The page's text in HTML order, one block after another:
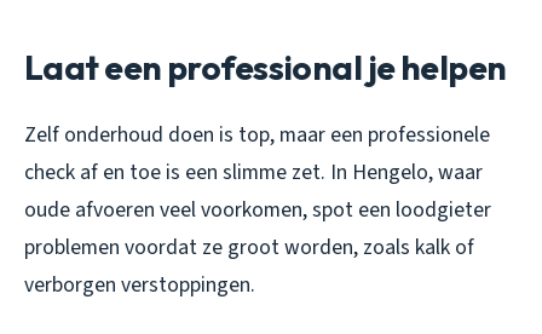
Laat een professional je helpen
Zelf onderhoud doen is top, maar een professionele
check af en toe is een slimme zet. In Hengelo, waar
oude afvoeren veel voorkomen, spot een loodgieter
problemen voordat ze groot worden, zoals kalk of
verborgen verstoppingen.